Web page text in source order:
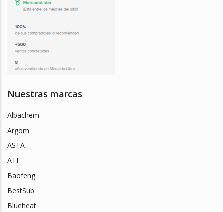
Nuestras marcas
Albachem
Argom
ASTA
ATI
Baofeng
BestSub
Blueheat